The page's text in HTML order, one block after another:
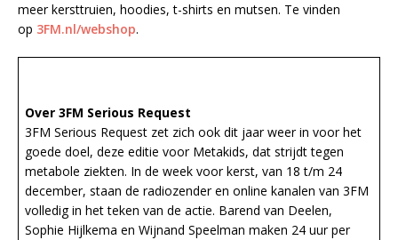
meer kersttruien, hoodies, t-shirts en mutsen. Te vinden
op 3FM.nl/webshop.
Over 3FM Serious Request
3FM Serious Request zet zich ook dit jaar weer in voor het
goede doel, deze editie voor Metakids, dat strijdt tegen
metabole ziekten. In de week voor kerst, van 18 t/m 24
december, staan de radiozender en online kanalen van 3FM
volledig in het teken van de actie. Barend van Deelen,
Sophie Hijlkema en Wijnand Speelman maken 24 uur per